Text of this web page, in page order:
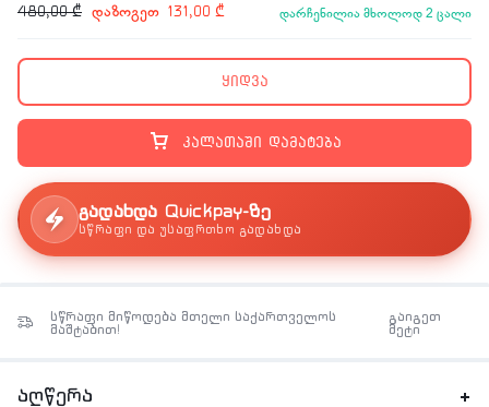
480,00₾ დაზოგეთ 131,00 ₾ დარჩენილია მხოლოდ 2 ცალი
კალათაში დამატება
ყიდვა
გადახდა Quickpay-ზე
სწრაფი და უსაფრთხო გადახდა
სწრაფი მიწოდება მთელი საქართველოს
მაშტაბით!
გაიგეთ
მეტი
აღწერა